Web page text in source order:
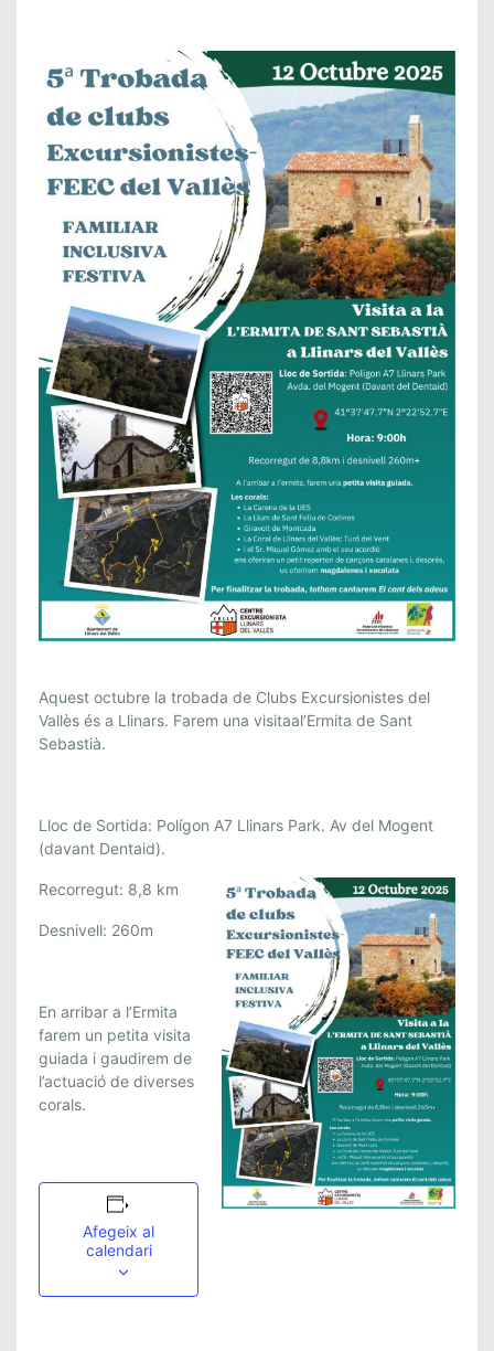
Aquest octubre la trobada de Clubs Excursionistes del
Vallès és a Llinars. Farem una visitaal’Ermita de Sant
Sebastià.
Lloc de Sortida: Polígon A7 Llinars Park. Av del Mogent
(davant Dentaid).
Recorregut: 8,8 km
Desnivell: 260m
En arribar a l’Ermita
farem un petita visita
guiada i gaudirem de
l’actuació de diverses
corals.
Afegeix al
calendari